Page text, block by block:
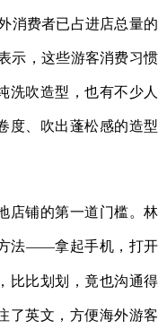
消费者已占进店总量的
示，这些游客消费习惯
洗吹造型，也有不少人
度、吹出蓬松感的造型
铺的第一道门槛。林
法——拿起手机，打开
比比划划，竟也沟通得
了英文，方便海外游客